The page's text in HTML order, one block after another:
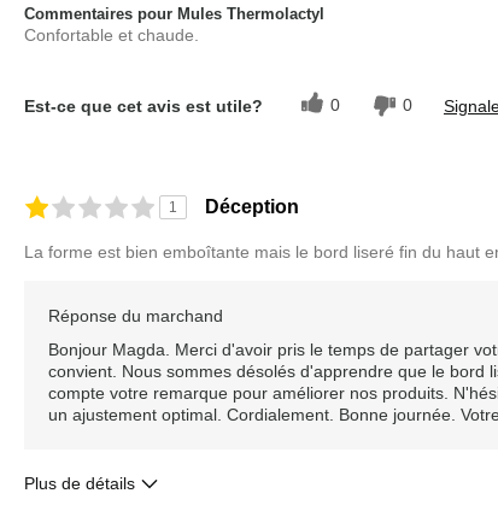
Commentaires pour Mules Thermolactyl
Confortable et chaude.
Est-ce que cet avis est utile? 0 0
1 Déception
La forme est bien emboîtante mais le bord liseré fin du haut
Réponse du marchand
Bonjour Magda. Merci d'avoir pris le temps de partager
convient. Nous sommes désolés d'apprendre que le bord
compte votre remarque pour améliorer nos produits.
un ajustement optimal. Cordialement. Bonne journée.
Plus de détails